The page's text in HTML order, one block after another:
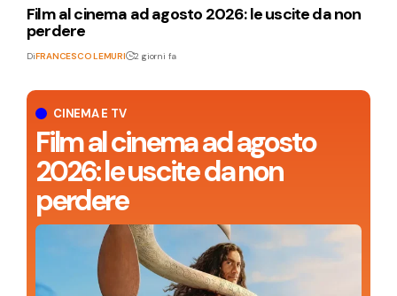
CINEMA E TV
Film al cinema ad agosto
2026: le uscite da non
perdere
Film al cinema ad agosto 2026: le uscite da non
perdere
DiFRANCESCO LEMURI 2 giorni fa